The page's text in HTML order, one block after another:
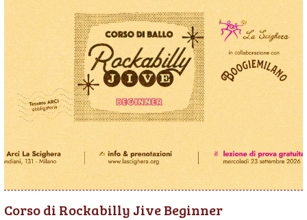
Corso di Rockabilly Jive Beginner